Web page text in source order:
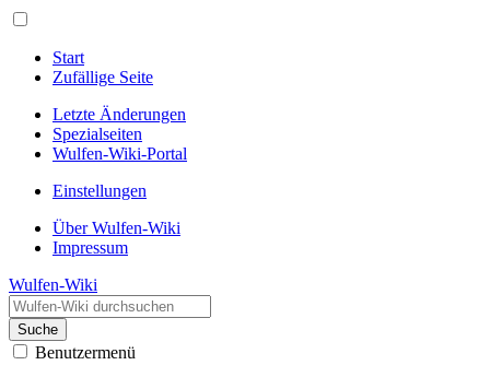
Start
Zufällige Seite
Letzte Änderungen
Spezialseiten
Wulfen-Wiki-Portal
Einstellungen
Über Wulfen-Wiki
Impressum
Wulfen-Wiki
Suche
Benutzermenü